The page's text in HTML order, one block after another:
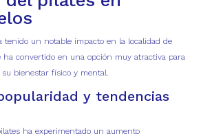
tenido un notable impacto en la localidad de
ha convertido en una opción muy atractiva para
bienestar físico y mental.
y tendencias
ha experimentado un aumento